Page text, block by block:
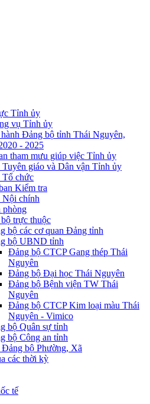
Tỉnh ủy
vụ Tỉnh ủy
Đảng bộ tỉnh Thái Nguyên,
- 2025
tham mưu giúp việc Tỉnh ủy
Tuyên giáo và Dân vận Tỉnh ủy
Tổ chức
Kiểm tra
Nội chính
phòng
trực thuộc
bộ các cơ quan Đảng tỉnh
bộ UBND tỉnh
Đảng bộ CTCP Gang thép Thái
Nguyên
Đảng bộ Đại học Thái Nguyên
Đảng bộ Bệnh viện TW Thái
Nguyên
Đảng bộ CTCP Kim loại màu Thái
Nguyên - Vimico
bộ Quân sự tỉnh
bộ Công an tỉnh
Đảng bộ Phường, Xã
các thời kỳ
tế